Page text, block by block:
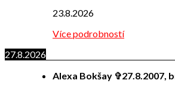
23.8.2026
Více podrobností
27.8.2026
Alexa Bokšay ✞27.8.2007,